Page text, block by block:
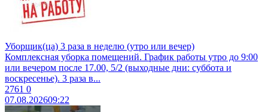
Уборщик(ца) 3 раза в неделю (утро или вечер)
Комплексная уборка помещений. График работы утро до 9:00
или вечером после 17.00, 5/2 (выходные дни: суббота и
воскресенье). 3 раза в...
2761 0
07.08.202609:22